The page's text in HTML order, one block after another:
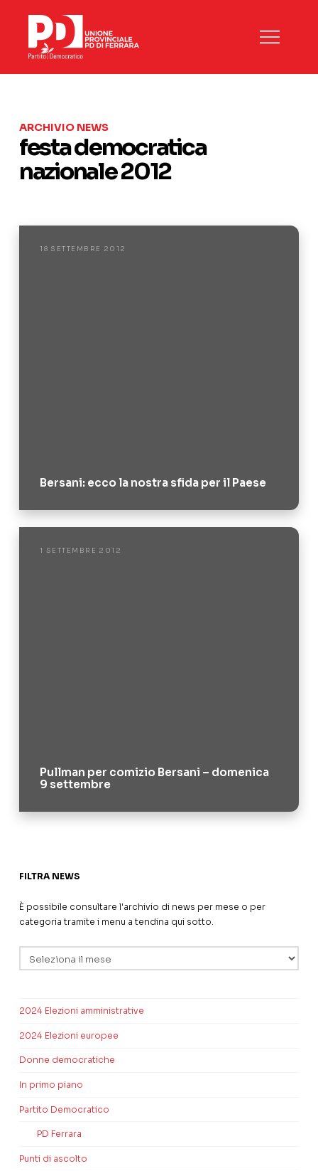
ARCHIVIO NEWS
festa democratica
nazionale 2012
18 SETTEMBRE 2012
Bersani: ecco la nostra sfida per il Paese
1 SETTEMBRE 2012
Pullman per comizio Bersani – domenica
9 settembre
FILTRA NEWS
È possibile consultare l'archivio di news per mese o per
categoria tramite i menu a tendina qui sotto.
2024 Elezioni amministrative
2024 Elezioni europee
Donne democratiche
In primo piano
Partito Democratico
PD Ferrara
Punti di ascolto